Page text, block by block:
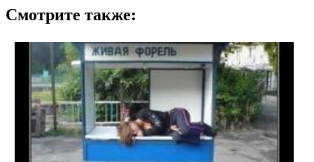
Смотрите также: